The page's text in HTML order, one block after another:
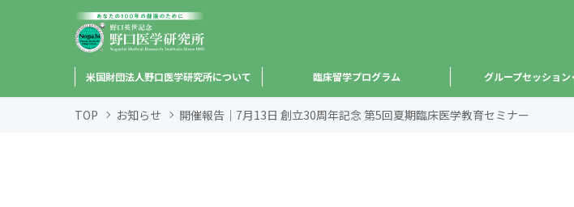
米国財団法人野口医学研究所について 臨床留学プログラム グループセッション
TOP お知らせ 開催報告｜7月13日 創立30周年記念 第5回夏期臨床医学教育セミナー